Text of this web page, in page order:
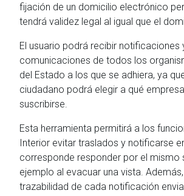
fijación de un domicilio electrónico
tendrá validez legal al igual que el
El usuario podrá recibir notificaciones
comunicaciones de todos los
del Estado a los que se adhiera, ya
ciudadano podrá elegir a qué
suscribirse.
Esta herramienta permitirá a los
Interior evitar traslados y notificarse
corresponde responder por el mismo
ejemplo al evacuar una vista.
trazabilidad de cada notificación